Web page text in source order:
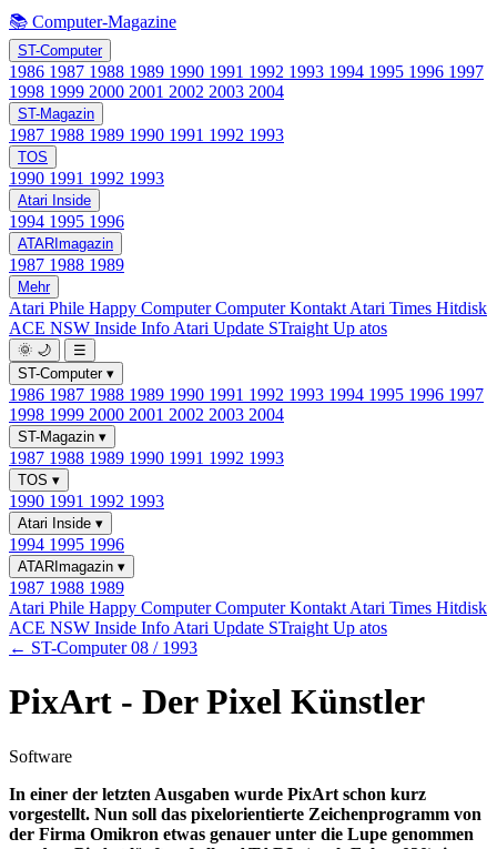
📚 Computer-Magazine
ST-Computer
1986 1987 1988 1989 1990 1991 1992 1993 1994 1995 1996 1997
1998 1999 2000 2001 2002 2003 2004
ST-Magazin
1987 1988 1989 1990 1991 1992 1993
TOS
1990 1991 1992 1993
Atari Inside
1994 1995 1996
ATARImagazin
1987 1988 1989
Mehr
Atari Phile Happy ComputerComputer Kontakt Atari Times Hitdisk
ACE NSW Inside Info Atari Update STraight Up atos
🌞 🌙
☰
ST-Computer ▾
1986 1987 1988 1989 1990 1991 1992 1993 1994 1995 1996 1997
1998 1999 2000 2001 2002 2003 2004
ST-Magazin ▾
1987 1988 1989 1990 1991 1992 1993
TOS ▾
1990 1991 1992 1993
Atari Inside ▾
1994 1995 1996
ATARImagazin ▾
1987 1988 1989
Atari Phile Happy ComputerComputer Kontakt Atari Times Hitdisk
ACE NSW Inside Info Atari Update STraight Up atos
← ST-Computer 08 / 1993
PixArt - Der Pixel Künstler
Software
In einer der letzten Ausgaben wurde PixArt schon kurz
vorgestellt. Nun soll das pixelorientierte Zeichenprogramm von
der Firma Omikron etwas genauer unter die Lupe genommen